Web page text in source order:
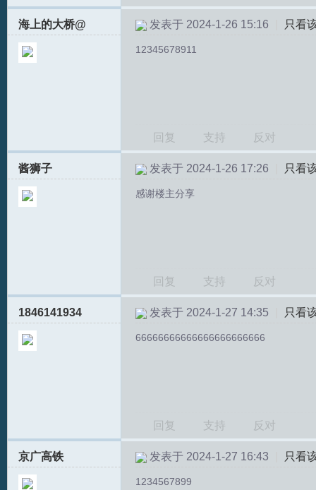
海上的大桥@ 发表于 2024-1-26 15:16 只看
12345678911
回复 支持 反对
酱狮子 发表于 2024-1-26 17:26 只看
感谢楼主分享
回复 支持 反对
1846141934 发表于 2024-1-27 14:35 只看
66666666666666666666666
回复 支持 反对
京广高铁 发表于 2024-1-27 16:43 只看
1234567899